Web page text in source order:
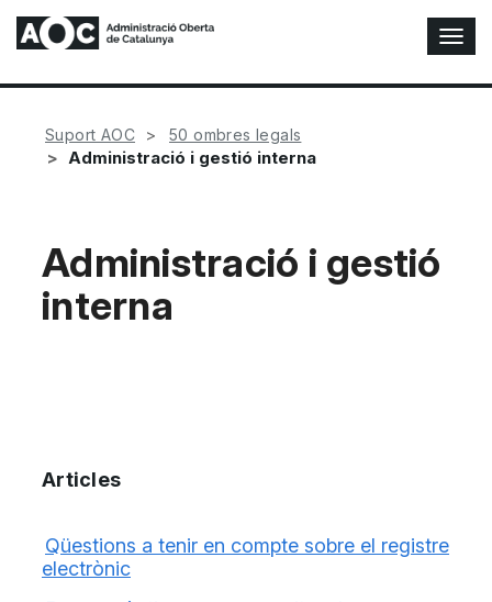
A
l
t
Suport AOC 50 ombres legals
Administració i gestió interna
Administració i gestió
interna
Articles
Qüestions a tenir en compte sobre el registre
electrònic